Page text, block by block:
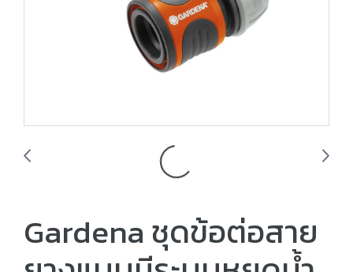
Gardena ชุดข้อต่อสาย